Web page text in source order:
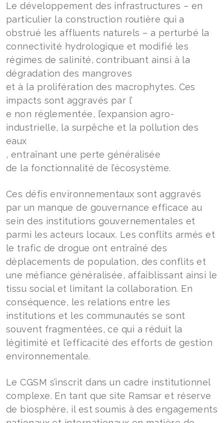
Le développement des infrastructures – en
particulier la construction routière qui a
obstrué les affluents naturels – a perturbé la
connectivité hydrologique et modifié les
régimes de salinité, contribuant ainsi à la
dégradation des mangroves
et à la prolifération des macrophytes. Ces
impacts sont aggravés par l’
e non réglementée, l’expansion agro-
industrielle, la surpêche et la pollution des
eaux
, entraînant une perte généralisée
de la fonctionnalité de l’écosystème.
Ces défis environnementaux sont aggravés
par un manque de gouvernance efficace au
sein des institutions gouvernementales et
parmi les acteurs locaux. Les conflits armés et
le trafic de drogue ont entraîné des
déplacements de population, des conflits et
une méfiance généralisée, affaiblissant ainsi le
tissu social et limitant la collaboration. En
conséquence, les relations entre les
institutions et les communautés se sont
souvent fragmentées, ce qui a réduit la
légitimité et l’efficacité des efforts de gestion
environnementale.
Le CGSM s’inscrit dans un cadre institutionnel
complexe. En tant que site Ramsar et réserve
de biosphère, il est soumis à des engagements